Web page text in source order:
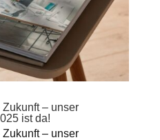
– unser
ist da!
– unser